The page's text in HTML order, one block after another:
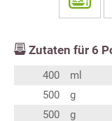
Zutaten für 6
400 ml
500
g
500
g